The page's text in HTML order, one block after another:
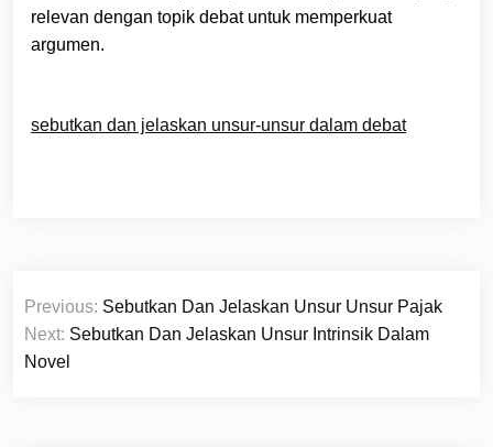
relevan dengan topik debat untuk memperkuat
argumen.
sebutkan dan jelaskan unsur-unsur dalam debat
Navigasi
pos
Previous: Sebutkan Dan Jelaskan Unsur Unsur Pajak
Next: Sebutkan Dan Jelaskan Unsur Intrinsik Dalam
Novel